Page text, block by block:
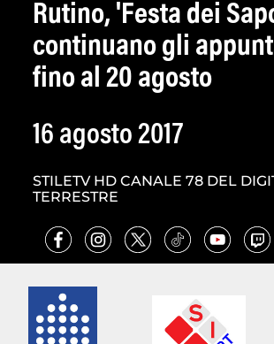
Rutino, 'Festa dei
continuano gli
fino al 20 agosto
16 agosto 2017
STILETV HD CANALE 78 DEL
TERRESTRE